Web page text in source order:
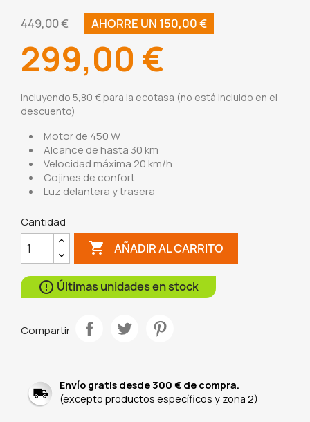
449,00 € AHORRE UN 150,00 €
299,00 €
Incluyendo 5,80 € para la ecotasa (no está incluido en el
descuento)
Motor de 450 W
Alcance de hasta 30 km
Velocidad máxima 20 km/h
Cojines de confort
Luz delantera y trasera
Cantidad
 AÑADIR AL CARRITO
 Últimas unidades en stock
Compartir
Envío gratis desde 300 € de compra.
(excepto productos específicos y zona 2)